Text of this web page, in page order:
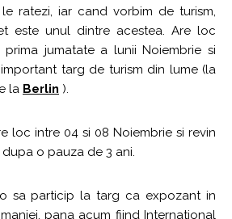
ratezi, iar cand vorbim de turism,
este unul dintre acestea. Are loc
jumatate a lunii Noiembrie si
targ de turism din lume (la
la Berlin ).
loc intre 04 si 08 Noiembrie si revin
o pauza de 3 ani.
sa particip la targ ca expozant in
pana acum fiind International